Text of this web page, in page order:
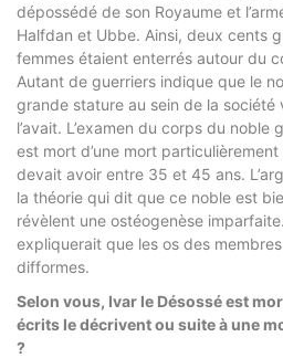
dépossédé de son Royaume et
Halfdan et Ubbe. Ainsi, deux cents
femmes étaient enterrés autour du
Autant de guerriers indique que le
grande stature au sein de la
l’avait. L’examen du corps du noble
est mort d’une mort
devait avoir entre 35 et 45 ans.
la théorie qui dit que ce noble est
révèlent une ostéogenèse
expliquerait que les os des
difformes.
Selon vous, Ivar le Désossé est
écrits le décrivent ou suite à une
?